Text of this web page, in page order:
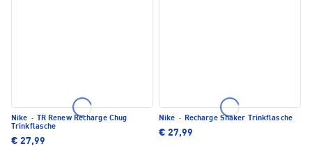
Nike ·
TR Renew Recharge Chug
Trinkflasche
€ 27,99
Nike · Recharge Shaker Trinkflasche
€ 27,99